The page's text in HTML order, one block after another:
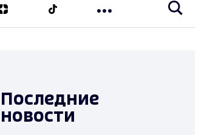
Последние
новости